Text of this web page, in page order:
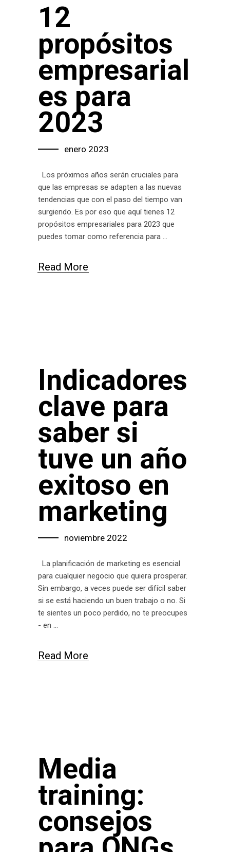
12
propósitos
empresarial
es para
2023
enero 2023
Los próximos años serán cruciales para
que las empresas se adapten a las nuevas
tendencias que con el paso del tiempo van
surgiendo. Es por eso que aquí tienes 12
propósitos empresariales para 2023 que
puedes tomar como referencia para
Read More
Indicadores
clave para
saber si
tuve un año
exitoso en
marketing
noviembre 2022
La planificación de marketing es esencial
para cualquier negocio que quiera prosperar.
Sin embargo, a veces puede ser difícil saber
si se está haciendo un buen trabajo o no. Si
te sientes un poco perdido, no te preocupes
- en
Read More
Media
training:
consejos